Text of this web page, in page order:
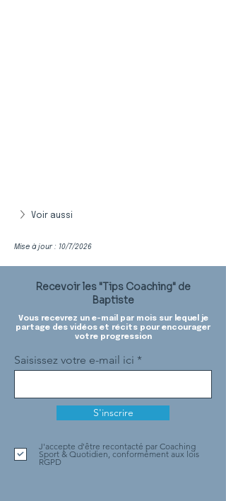
Voir aussi
Mise à jour : 10/7/2026
Recevoir les "Tips Coaching" de
Baptiste
Vous recevrez un e-mail par mois sur lequel je
partage des vidéos et récits pour encourager
votre progression
Saisissez votre e-mail ici
S'inscrire
J'accepte d'être recontacté par Coaching
Sport & Quotidien, conformément aux lois
RGPD